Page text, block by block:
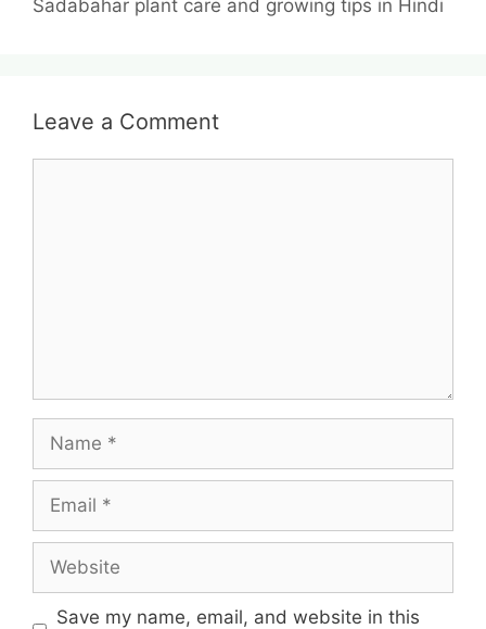
Sadabahar plant care and growing tips in Hindi
Leave a Comment
Save my name, email, and website in this